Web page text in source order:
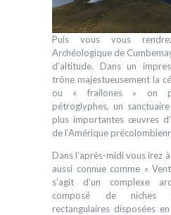
Puis vous vous
Archéologique de
d’altitude. Dans un
trône majestueusement la
ou « frailones » on
pétroglyphes, un
plus importantes œuvres
de l’Amérique
Dans l’après-midi vous irez
aussi connue comme «
s’agit d’un complexe
composé de niches
rectangulaires disposées